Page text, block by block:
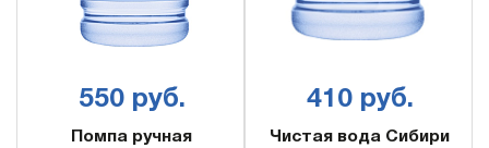
550 руб.
Помпа ручная
410 руб.
Чистая вода Сибири